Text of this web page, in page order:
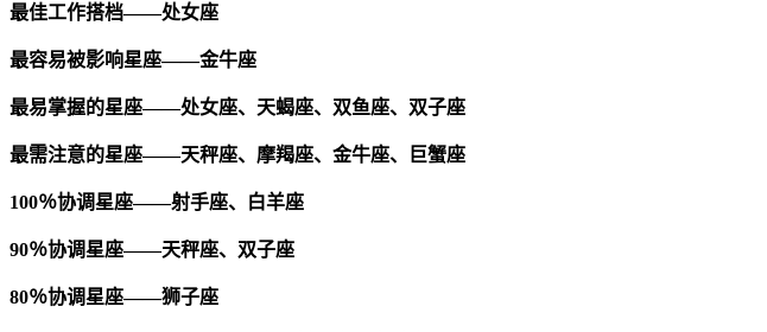
最佳工作搭档——处女座
最容易被影响星座——金牛座
最易掌握的星座——处女座、天蝎座、双鱼座、双子座
最需注意的星座——天秤座、摩羯座、金牛座、巨蟹座
100％协调星座——射手座、白羊座
90％协调星座——天秤座、双子座
80％协调星座——狮子座